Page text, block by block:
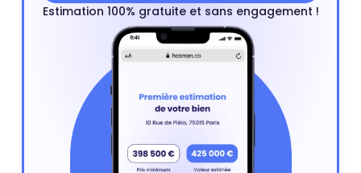
Estimation 100% gratuite et sans engagement !